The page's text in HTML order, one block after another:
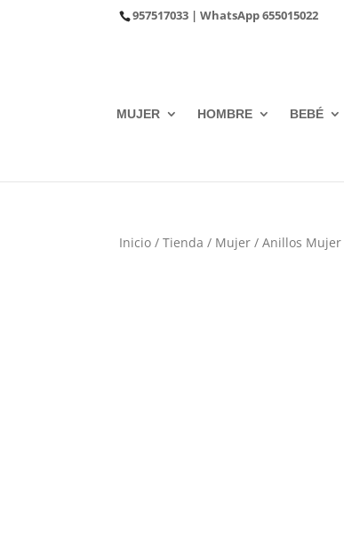
957517033 | WhatsApp655015022
MUJER HOMBRE BEBÉ
Inicio /Tienda / Mujer /Anillos Mujer